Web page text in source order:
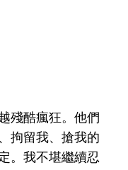
殘酷瘋狂。他們
拘留我、搶我的
。我不堪繼續忍